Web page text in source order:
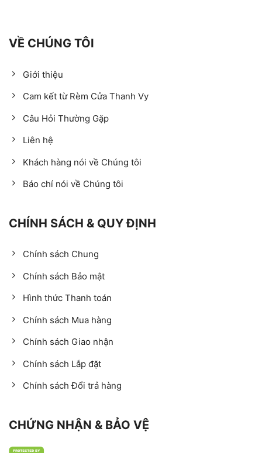
VỀ CHÚNG TÔI
Giới thiệu
Cam kết từ Rèm Cửa Thanh Vy
Câu Hỏi Thường Gặp
Liên hệ
Khách hàng nói về Chúng tôi
Báo chí nói về Chúng tôi
CHÍNH SÁCH & QUY ĐỊNH
Chính sách Chung
Chính sách Bảo mật
Hình thức Thanh toán
Chính sách Mua hàng
Chính sách Giao nhận
Chính sách Lắp đặt
Chính sách Đổi trả hàng
CHỨNG NHẬN & BẢO VỆ